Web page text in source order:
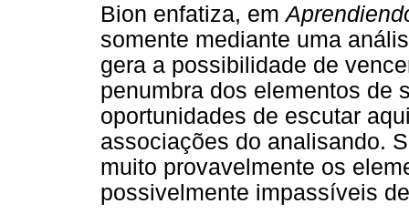
Bion enfatiza, em
somente mediante uma
gera a possibilidade de
penumbra dos elementos de
oportunidades de escutar
associações do analisando.
muito provavelmente os
possivelmente impassíveis